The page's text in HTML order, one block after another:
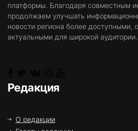
платформы. Благодаря совместным
продолжаем улучшать
новости региона более доступными,
актуальными для широкой аудитории.
Редакция
О редакции